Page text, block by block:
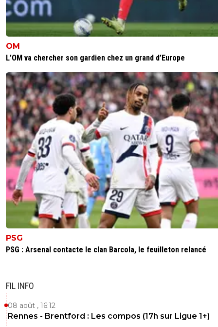
OM
L’OM va chercher son gardien chez un grand d’Europe
PSG
PSG : Arsenal contacte le clan Barcola, le feuilleton relancé
FIL INFO
08 août , 16:12
Rennes - Brentford : Les compos (17h sur Ligue 1+)